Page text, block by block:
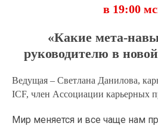
в 19:00
«Какие мета-
руководителю в
Ведущая – Светлана Данилова,
ICF, член Ассоциации карьерных
Мир меняется и все чаще нам